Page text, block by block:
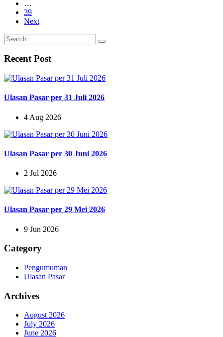
…
39
Next
Recent Post
Ulasan Pasar per 31 Juli 2026
4 Aug 2026
Ulasan Pasar per 30 Juni 2026
2 Jul 2026
Ulasan Pasar per 29 Mei 2026
9 Jun 2026
Category
Pengumuman
Ulasan Pasar
Archives
August 2026
July 2026
June 2026